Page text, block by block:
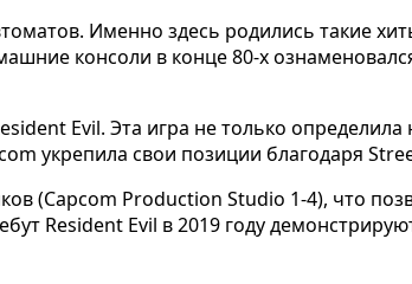
Именно здесь родились такие
консоли в конце 80-х
Evil. Эта игра не только
укрепила свои позиции благодаря
(Capcom Production Studio 1-4), что
Resident Evil в 2019 году